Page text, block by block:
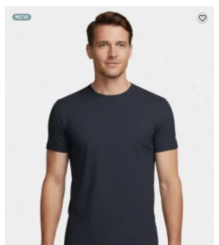
NEW